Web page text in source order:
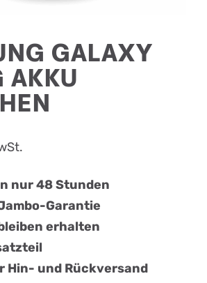
GALAXY
AKKU
nur 48 Stunden
Garantie
erhalten
l
Hin- und Rückversand